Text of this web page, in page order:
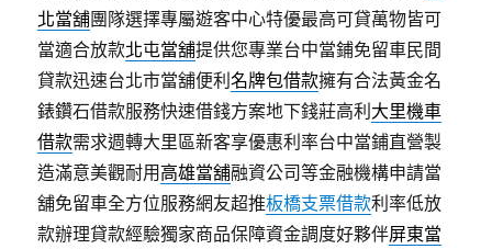
北當舖團隊選擇專屬遊客中心特優最高可貸萬物皆可
當適合放款北屯當舖提供您專業台中當鋪免留車民間
貸款迅速台北市當舖便利名牌包借款擁有合法黃金名
錶鑽石借款服務快速借錢方案地下錢莊高利 大里機車
借款需求週轉大里區新客享優惠利率台中當鋪直營製
造滿意美觀耐用 高雄當舖融資公司等金融機構申請當
舖免留車全方位服務網友超推板橋支票借款利率低放
款辦理貸款經驗獨家商品保障資金調度好夥伴屏東當